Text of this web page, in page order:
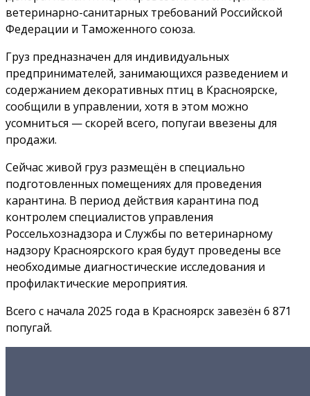
ветеринарно-санитарных требований Российской
Федерации и Таможенного союза.
Груз предназначен для индивидуальных
предпринимателей, занимающихся разведением и
содержанием декоративных птиц в Красноярске,
сообщили в управлении, хотя в этом можно
усомниться — скорей всего, попугаи ввезены для
продажи.
Сейчас живой груз размещён в специально
подготовленных помещениях для проведения
карантина. В период действия карантина под
контролем специалистов управления
Россельхознадзора и Службы по ветеринарному
надзору Красноярского края будут проведены все
необходимые диагностические исследования и
профилактические мероприятия.
Всего с начала 2025 года в Красноярск завезён 6 871
попугай.